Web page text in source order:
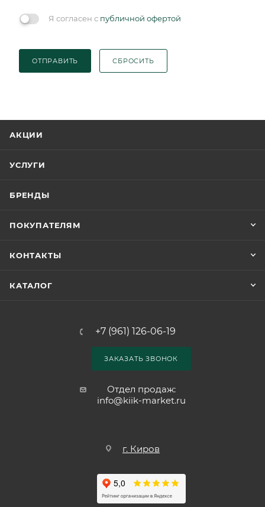
Я согласен с публичной офертой
ОТПРАВИТЬ СБРОСИТЬ
АКЦИИ
УСЛУГИ
БРЕНДЫ
ПОКУПАТЕЛЯМ
КОНТАКТЫ
КАТАЛОГ
+7 (961) 126-06-19
ЗАКАЗАТЬ ЗВОНОК
Отдел продаж:
info@kiik-market.ru
г. Киров